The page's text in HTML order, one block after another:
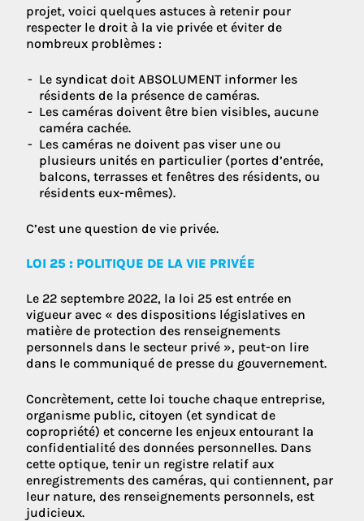
projet, voici quelques astuces à retenir pour
respecter le droit à la vie privée et éviter de
nombreux problèmes :
Le syndicat doit ABSOLUMENT informer les
résidents de la présence de caméras.
Les caméras doivent être bien visibles, aucune
caméra cachée.
Les caméras ne doivent pas viser une ou
plusieurs unités en particulier (portes d’entrée,
balcons, terrasses et fenêtres des résidents, ou
résidents eux-mêmes).
C’est une question de vie privée.
LOI 25 : POLITIQUE DE LA VIE PRIVÉE
Le 22 septembre 2022, la loi 25 est entrée en
vigueur avec « des dispositions législatives en
matière de protection des renseignements
personnels dans le secteur privé », peut-on lire
dans le communiqué de presse du gouvernement.
Concrètement, cette loi touche chaque entreprise,
organisme public, citoyen (et syndicat de
copropriété) et concerne les enjeux entourant la
confidentialité des données personnelles. Dans
cette optique, tenir un registre relatif aux
enregistrements des caméras, qui contiennent, par
leur nature, des renseignements personnels, est
judicieux.